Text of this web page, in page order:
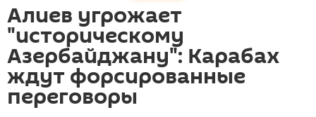
Алиев угрожает
"историческому
Азербайджану": Карабах
ждут форсированные
переговоры